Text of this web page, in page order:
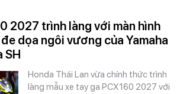
2027 trình làng với màn hình
đe dọa ngôi vương của Yamaha
SH
Honda Thái Lan vừa chính thức trình
làng mẫu xe tay ga PCX160 2027 với